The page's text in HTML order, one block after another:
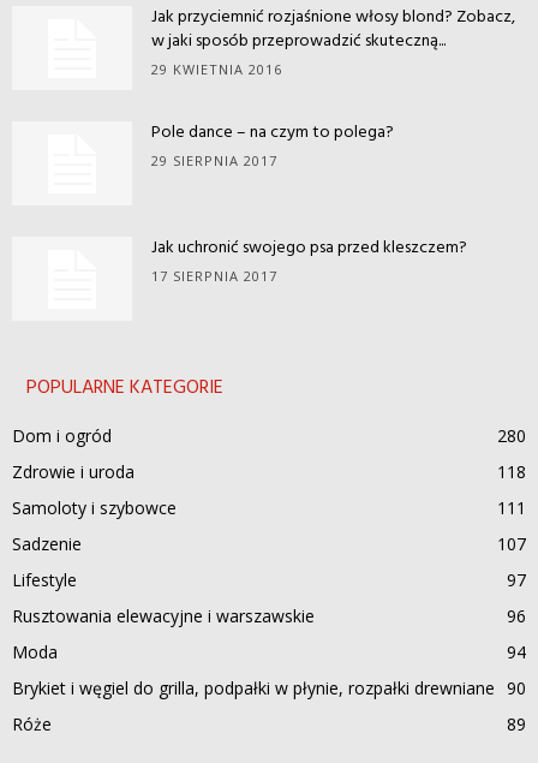
Jak przyciemnić rozjaśnione włosy blond? Zobacz,
w jaki sposób przeprowadzić skuteczną...
29 KWIETNIA 2016
Pole dance – na czym to polega?
29 SIERPNIA 2017
Jak uchronić swojego psa przed kleszczem?
17 SIERPNIA 2017
POPULARNE KATEGORIE
Dom i ogród
280
Zdrowie i uroda
118
Samoloty i szybowce
111
Sadzenie
107
Lifestyle
97
Rusztowania elewacyjne i warszawskie
96
Moda
94
Brykiet i węgiel do grilla, podpałki w płynie, rozpałki drewniane 90
Róże
89